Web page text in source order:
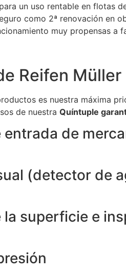
un uso rentable en flotas
como 2ª renovación en
muy propensas a
Reifen Müller
es nuestra máxima
de nuestra Quíntuple
de
(detector de
superficie e